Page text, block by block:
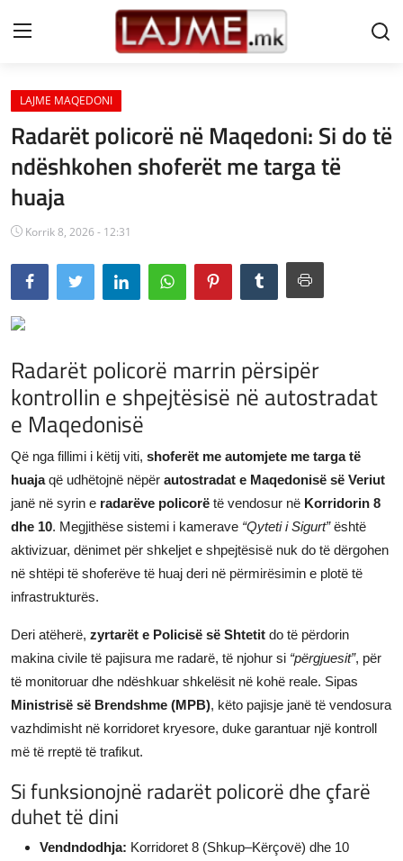
Shtëpi
LAJME MAQEDONI
SHQIPERI
KOSOVA
LAJME NGA BOTA
SHOWBIZ
SHENDETI
JETA
Gallery
Shqip
LAJME MAQEDONI
Radarët policorë në Maqedoni: Si do të
ndëshkohen shoferët me targa të
huaja
Korrik 8, 2026 - 12:31
Radarët policorë marrin përsipër
kontrollin e shpejtësisë në autostradat
e Maqedonisë
Që nga fillimi i këtij viti, shoferët me automjete me targa të
huajaqë udhëtojnë nëpër autostradat e Maqedonisë së Veriut
janë në syrin e radarëve policorë të vendosur në Korridorin 8
dhe 10. Megjithëse sistemi i kamerave “Qyteti i Sigurt”është
aktivizuar, dënimet për shkeljet e shpejtësisë nuk do të dërgohen
në shtëpi të shoferëve të huaj deri në përmirësimin e plotë të
infrastrukturës.
Deri atëherë, zyrtarët e Policisë së Shtetit do të përdorin
makina civile të pajisura me radarë, të njohur si “përgjuesit”, për
të monitoruar dhe ndëshkuar shkelësit në kohë reale. Sipas
Ministrisë së Brendshme (MPB), këto pajisje janë të vendosura
vazhdimisht në korridoret kryesore, duke garantuar një kontroll
më të rreptë të trafikut.
Si funksionojnë radarët policorë dhe çfarë
duhet të dini
Vendndodhja: Korridoret 8 (Shkup–Kërçovë) dhe 10